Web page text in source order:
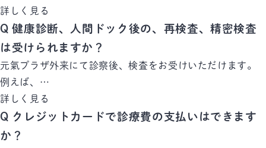
詳しく見る
Q 健康診断、人間ドック後の、再検査、精密検査
は受けられますか？
元氣プラザ外来にて診察後、検査をお受けいただけます。
例えば、…
詳しく見る
Q クレジットカードで診療費の支払いはできます
か？